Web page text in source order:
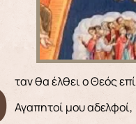
«Όταν θα έλθει ο Θεός
Αγαπητοί μου αδελφοί,